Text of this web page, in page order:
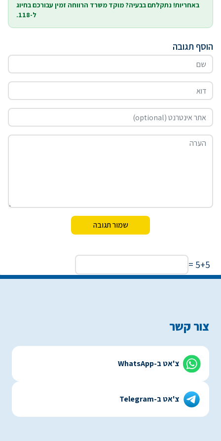
באחריות! נתקלתם בבעיה? מוקד משרד הרווחה זמין עבורכם בחיוג
ל-118.
הוסף תגובה
5+5 =
צור קשר
צ'אט ב-WhatsApp
צ'אט ב-Telegram